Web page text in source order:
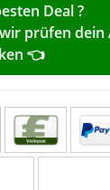
Deal ?
prüfen
👈